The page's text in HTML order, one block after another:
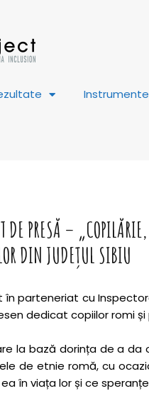
Instrumente
DE PRESĂ –
DIN JUDEȚUL SIBIU
în parteneriat cu
dedicat copiilor romi și
la bază dorința de a da
de etnie romă, cu
în viața lor și ce